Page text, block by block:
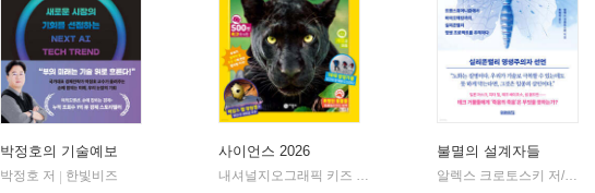
| 미래의창
박정호의 기술예보
박정호 저
한빛비즈
사이언스 2026
내셔널지오그래픽 키즈 글/이한음,김아림 역 | 비룡소
불멸의 설계자들
알렉스 크로토스키 저/최정숙 역